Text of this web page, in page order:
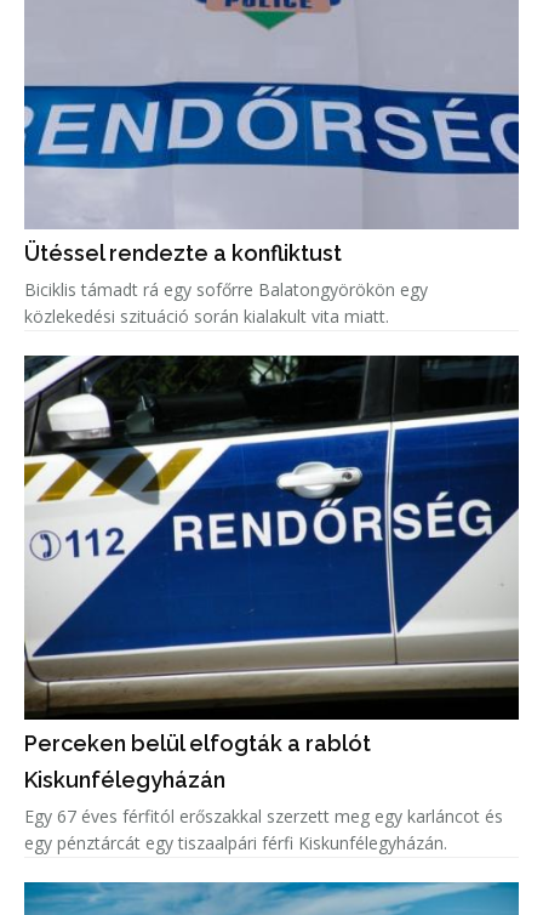
Ütéssel rendezte a konfliktust
Biciklis támadt rá egy sofőrre Balatongyörökön egy
közlekedési szituáció során kialakult vita miatt.
Perceken belül elfogták a rablót
Kiskunfélegyházán
Egy 67 éves férfitól erőszakkal szerzett meg egy karláncot és
egy pénztárcát egy tiszaalpári férfi Kiskunfélegyházán.